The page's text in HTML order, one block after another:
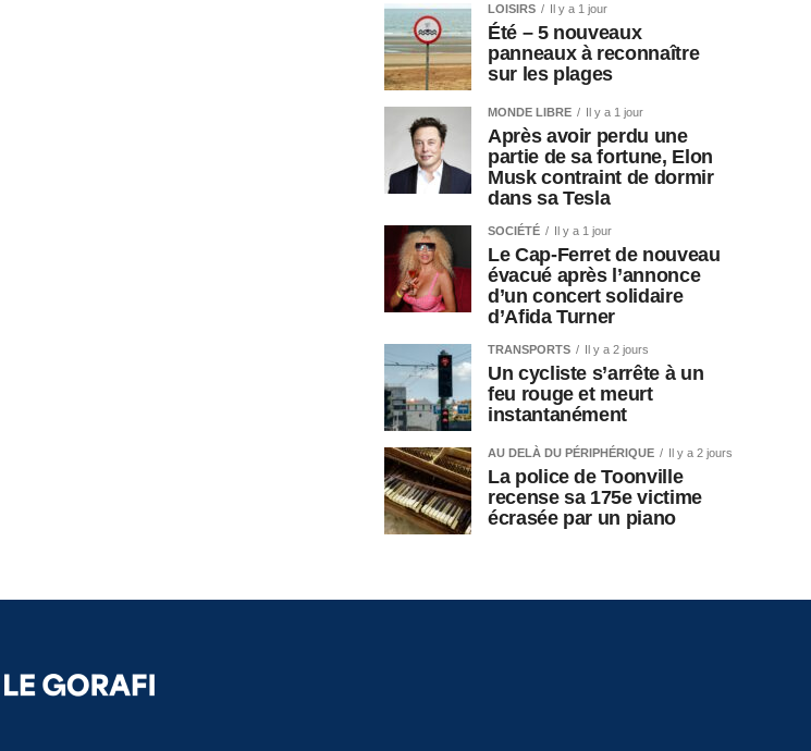
LOISIRS Il y a 1 jour
Été – 5 nouveaux
panneaux à reconnaître
sur les plages
MONDE LIBRE Il y a 1 jour
Après avoir perdu une
partie de sa fortune, Elon
Musk contraint de dormir
dans sa Tesla
SOCIÉTÉ Il y a 1 jour
Le Cap-Ferret de nouveau
évacué après l’annonce
d’un concert solidaire
d’Afida Turner
TRANSPORTS Il y a 2 jours
Un cycliste s’arrête à un
feu rouge et meurt
instantanément
AU DELÀ DU PÉRIPHÉRIQUE Il y a 2 jours
La police de Toonville
recense sa 175e victime
écrasée par un piano